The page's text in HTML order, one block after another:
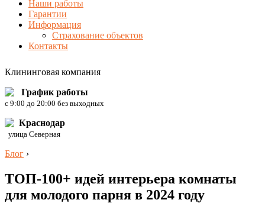
Наши работы
Гарантии
Информация
Страхование объектов
Контакты
Клининговая компания
График работы
c 9:00 до 20:00 без выходных
Краснодар
улица Северная
Блог ›
ТОП-100+ идей интерьера комнаты
для молодого парня в 2024 году